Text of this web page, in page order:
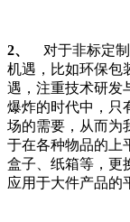
2、
对于非标定制
机遇，比如环保包
遇，注重技术研发
爆炸的时代中，只
场的需要，从而为
于在各种物品的上
盒子、纸箱等，更
应用于大件产品的